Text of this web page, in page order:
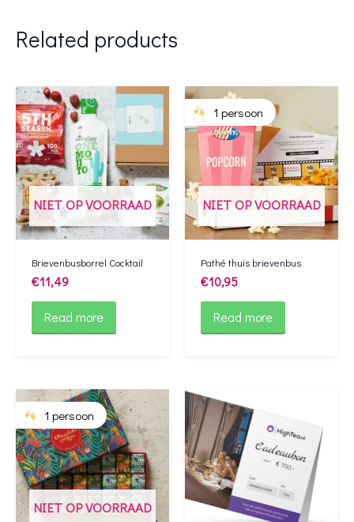
Related products
NIET OP VOORRAAD
Brievenbusborrel Cocktail
€11,49
Read more
NIET OP VOORRAAD
1 persoon
Pathé thuis brievenbus
€10,95
Read more
NIET OP VOORRAAD
1 persoon